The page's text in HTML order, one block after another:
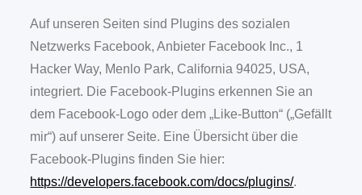
Auf unseren Seiten sind Plugins des sozialen
Netzwerks Facebook, Anbieter Facebook Inc., 1
Hacker Way, Menlo Park, California 94025, USA,
integriert. Die Facebook-Plugins erkennen Sie an
dem Facebook-Logo oder dem „Like-Button“ („Gefällt
mir“) auf unserer Seite. Eine Übersicht über die
Facebook-Plugins finden Sie hier:
https://developers.facebook.com/docs/plugins/.